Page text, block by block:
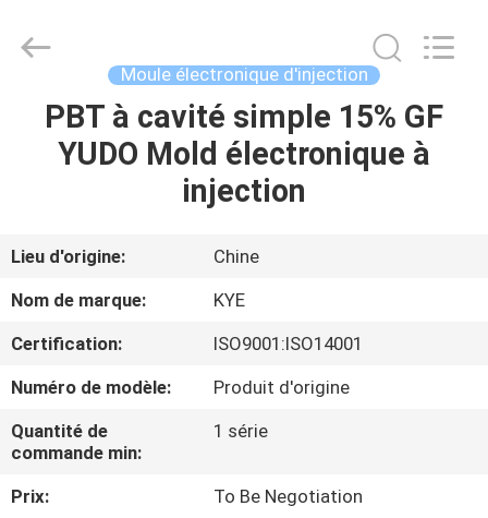
MAISON
AU
SUJET
DE
VISITE
Moule électronique d'injection
PBT à cavité simple 15% GF
YUDO Mold électronique à
injection
Lieu d'origine:
Chine
Nom de marque:
KYE
Certification:
ISO9001:ISO14001
Numéro de modèle:
Produit d'origine
Quantité de
commande min:
1 série
Prix:
To Be Negotiation